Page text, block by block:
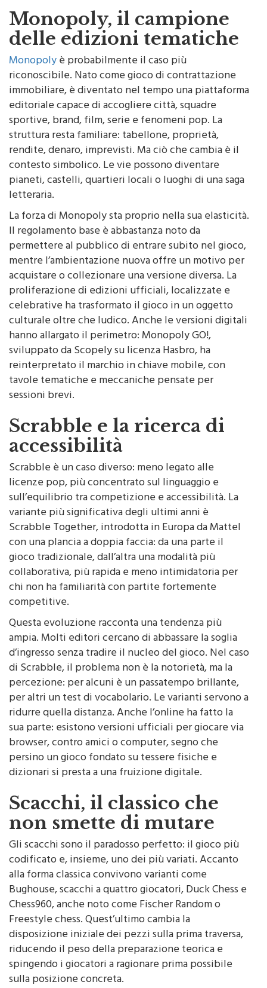
Monopoly, il campione
delle edizioni tematiche
Monopolyè probabilmente il caso più
riconoscibile. Nato come gioco di contrattazione
immobiliare, è diventato nel tempo una piattaforma
editoriale capace di accogliere città, squadre
sportive, brand, film, serie e fenomeni pop. La
struttura resta familiare: tabellone, proprietà,
rendite, denaro, imprevisti. Ma ciò che cambia è il
contesto simbolico. Le vie possono diventare
pianeti, castelli, quartieri locali o luoghi di una saga
letteraria.
La forza di Monopoly sta proprio nella sua elasticità.
Il regolamento base è abbastanza noto da
permettere al pubblico di entrare subito nel gioco,
mentre l’ambientazione nuova offre un motivo per
acquistare o collezionare una versione diversa. La
proliferazione di edizioni ufficiali, localizzate e
celebrative ha trasformato il gioco in un oggetto
culturale oltre che ludico. Anche le versioni digitali
hanno allargato il perimetro: Monopoly GO!,
sviluppato da Scopely su licenza Hasbro, ha
reinterpretato il marchio in chiave mobile, con
tavole tematiche e meccaniche pensate per
sessioni brevi.
Scrabble e la ricerca di
accessibilità
Scrabble è un caso diverso: meno legato alle
licenze pop, più concentrato sul linguaggio e
sull’equilibrio tra competizione e accessibilità. La
variante più significativa degli ultimi anni è
Scrabble Together, introdotta in Europa da Mattel
con una plancia a doppia faccia: da una parte il
gioco tradizionale, dall’altra una modalità più
collaborativa, più rapida e meno intimidatoria per
chi non ha familiarità con partite fortemente
competitive.
Questa evoluzione racconta una tendenza più
ampia. Molti editori cercano di abbassare la soglia
d’ingresso senza tradire il nucleo del gioco. Nel caso
di Scrabble, il problema non è la notorietà, ma la
percezione: per alcuni è un passatempo brillante,
per altri un test di vocabolario. Le varianti servono a
ridurre quella distanza. Anche l’online ha fatto la
sua parte: esistono versioni ufficiali per giocare via
browser, contro amici o computer, segno che
persino un gioco fondato su tessere fisiche e
dizionari si presta a una fruizione digitale.
Scacchi, il classico che
non smette di mutare
Gli scacchi sono il paradosso perfetto: il gioco più
codificato e, insieme, uno dei più variati. Accanto
alla forma classica convivono varianti come
Bughouse, scacchi a quattro giocatori, Duck Chess e
Chess960, anche noto come Fischer Random o
Freestyle chess. Quest’ultimo cambia la
disposizione iniziale dei pezzi sulla prima traversa,
riducendo il peso della preparazione teorica e
spingendo i giocatori a ragionare prima possibile
sulla posizione concreta.